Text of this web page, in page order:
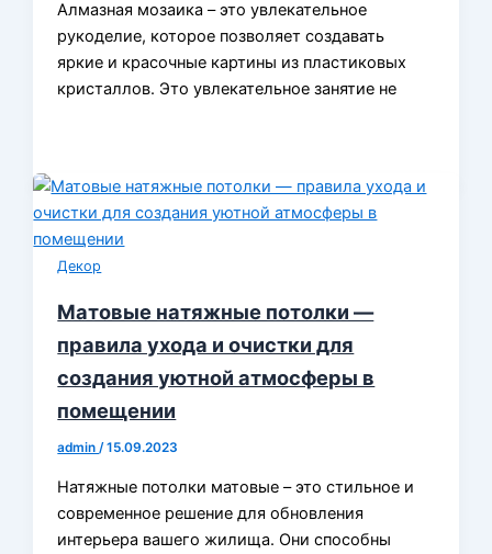
Алмазная мозаика – это увлекательное
рукоделие, которое позволяет создавать
яркие и красочные картины из пластиковых
кристаллов. Это увлекательное занятие не
Декор
Матовые натяжные потолки —
правила ухода и очистки для
создания уютной атмосферы в
помещении
admin/15.09.2023
Натяжные потолки матовые – это стильное и
современное решение для обновления
интерьера вашего жилища. Они способны